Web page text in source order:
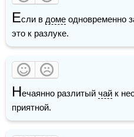
Если в доме одновременно
это к разлуке.
Нечаянно разлитый чай к
приятной.